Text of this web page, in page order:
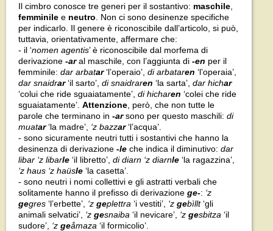
Il cimbro conosce tre generi per il sostantivo: maschile
femminile e neutro . Non ci sono desinenze specifiche
per indicarlo. Il genere è riconoscibile dall’articolo, si può,
tuttavia, orientativamente, affermare che:
- il ‘nomen agentis’ è riconoscibile dal morfema di
derivazione -aral maschile, con l’aggiunta di -en per il
femminile: dar arbatar‘l’operaio’, di arbataren ‘l’operaia’,
dar snaidrar‘il sarto’, di snaidraren ‘la sarta’, dar hichar
‘colui che ride sguaiatamente’, di hicharen ‘colei che ride
sguaiatamente’. Attenzione , però, che non tutte le
parole che terminano in -arsono per questo maschili: di
muatar‘la madre’, ‘z bazzar‘l’acqua’.
- sono sicuramente neutri tutti i sostantivi che hanno la
desinenza di derivazione -le che indica il diminutivo: dar
libar ‘z libarle ‘il libretto’, di diarn ‘z diarnle ‘la ragazzina’,
‘z haus ‘z haüsle ‘la casetta’.
- sono neutri i nomi collettivi e gli astratti verbali che
solitamente hanno il prefisso di derivazione ge-: ‘z
gegres ‘l’erbette’, ‘z geplettra ‘i vestiti’, ‘z gebìllt‘gli
animali selvatici’, ‘z gesnaiba ‘il nevicare’, ‘z gesbitza ‘il
sudore’, ‘z geåmaza ‘il formicolio’.